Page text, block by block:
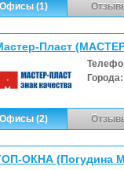
Офисы (1)
Пласт
Города:
Офисы (2)
ОКНА (Погудина